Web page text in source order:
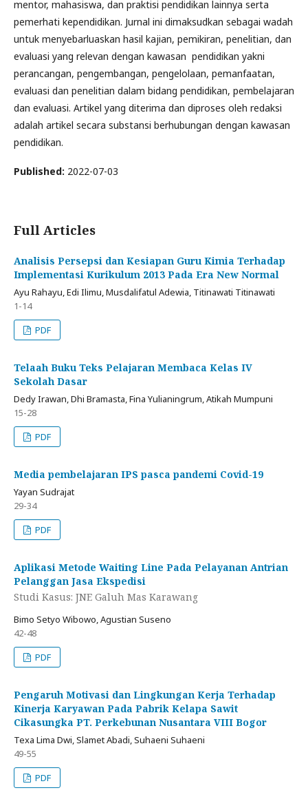
mentor, mahasiswa, dan praktisi pendidikan lainnya serta
pemerhati kependidikan. Jurnal ini dimaksudkan sebagai wadah
untuk menyebarluaskan hasil kajian, pemikiran, penelitian, dan
evaluasi yang relevan dengan kawasan pendidikan yakni
perancangan, pengembangan, pengelolaan, pemanfaatan,
evaluasi dan penelitian dalam bidang pendidikan, pembelajaran
dan evaluasi. Artikel yang diterima dan diproses oleh redaksi
adalah artikel secara substansi berhubungan dengan kawasan
pendidikan.
Published: 2022-07-03
Full Articles
Analisis Persepsi dan Kesiapan Guru Kimia Terhadap
Implementasi Kurikulum 2013 Pada Era New Normal
Ayu Rahayu, Edi Ilimu, Musdalifatul Adewia, Titinawati Titinawati
1-14
PDF
Telaah Buku Teks Pelajaran Membaca Kelas IV
Sekolah Dasar
Dedy Irawan, Dhi Bramasta, Fina Yulianingrum, Atikah Mumpuni
15-28
PDF
Media pembelajaran IPS pasca pandemi Covid-19
Yayan Sudrajat
29-34
PDF
Aplikasi Metode Waiting Line Pada Pelayanan Antrian
Pelanggan Jasa Ekspedisi
Studi Kasus: JNE Galuh Mas Karawang
Bimo Setyo Wibowo, Agustian Suseno
42-48
PDF
Pengaruh Motivasi dan Lingkungan Kerja Terhadap
Kinerja Karyawan Pada Pabrik Kelapa Sawit
Cikasungka PT. Perkebunan Nusantara VIII Bogor
Texa Lima Dwi, Slamet Abadi, Suhaeni Suhaeni
49-55
PDF